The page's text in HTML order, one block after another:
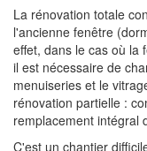
La rénovation totale
l'ancienne fenêtre
effet, dans le cas où la
il est nécessaire de
menuiseries et le
rénovation partielle :
remplacement intégral
C'est un chantier